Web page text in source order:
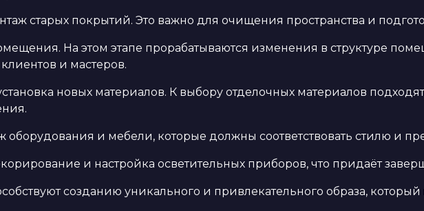
старых покрытий. Это важно для очищения пространства и
На этом этапе прорабатываются изменения в структуре
и мастеров.
новых материалов. К выбору отделочных материалов
оборудования и мебели, которые должны соответствовать стилю и
и настройка осветительных приборов, что придаёт
созданию уникального и привлекательного образа,